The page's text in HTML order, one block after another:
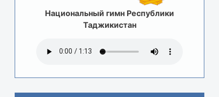
Национальный гимн Республики
Таджикистан